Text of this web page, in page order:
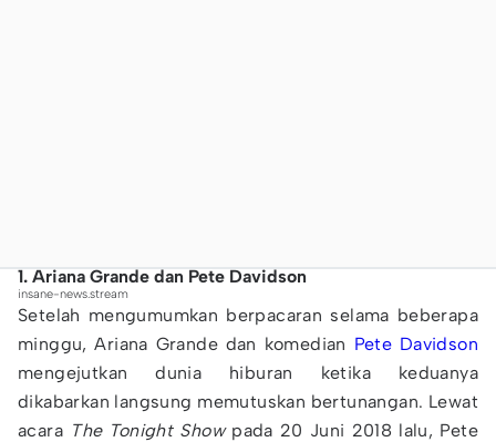
1. Ariana Grande dan Pete Davidson
insane-news.stream
Setelah mengumumkan berpacaran selama beberapa
minggu, Ariana Grande dan komedian Pete Davidson
mengejutkan dunia hiburan ketika keduanya
dikabarkan langsung memutuskan bertunangan. Lewat
acara The Tonight Show pada 20 Juni 2018 lalu, Pete